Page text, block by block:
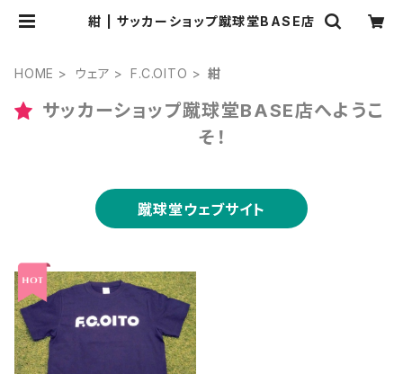
紺 | サッカーショップ蹴球堂BASE店
HOME ウェア F.C.OITO 紺
サッカーショップ蹴球堂BASE店へようこ
そ！
蹴球堂ウェブサイト